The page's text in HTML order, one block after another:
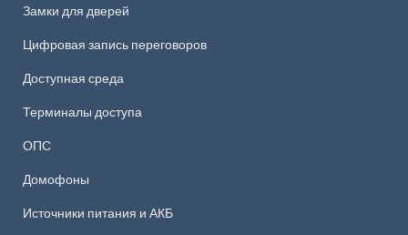
Замки для дверей
Цифровая запись переговоров
Доступная среда
Терминалы доступа
ОПС
Домофоны
Источники питания и АКБ